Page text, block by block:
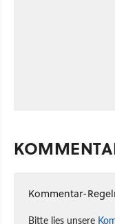
Kommentar-
Bitte lies unsere